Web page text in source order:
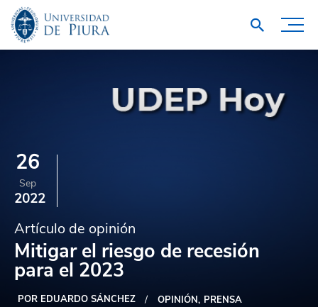
26
Sep
2022
Artículo de opinión
Mitigar el riesgo de recesión
para el 2023
POR EDUARDO SÁNCHEZ OPINIÓN PRENSA